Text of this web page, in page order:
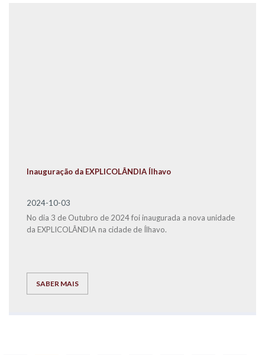
Inauguração da EXPLICOLÂNDIA Ílhavo
2024-10-03
No dia 3 de Outubro de 2024 foi inaugurada a nova unidade
da EXPLICOLÂNDIA na cidade de Ílhavo.
SABER MAIS